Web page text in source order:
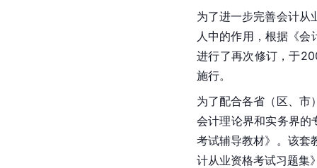
为了进一步完善会计从
人中的作用，根据《
进行了再次修订，于
施行。
为了配合各省（区、市
会计理论界和实务界
考试辅导教材》。该套
计从业资格考试习题集